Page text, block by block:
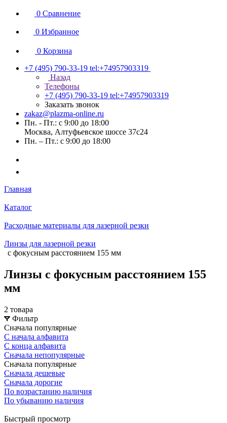
0 Сравнение
0 Избранное
0 Корзина
+7 (495) 790-33-19 tel:+74957903319
Назад
Телефоны
+7 (495) 790-33-19 tel:+74957903319
Заказать звонок
zakaz@plazma-online.ru
Пн. - Пт.: с 9:00 до 18:00
Москва, Алтуфьевское шоссе 37с24
Пн. – Пт.: с 9:00 до 18:00
Главная
Каталог
Расходные материалы для лазерной резки
Линзы для лазерной резки
с фокусным расстоянием 155 мм
Линзы с фокусным расстоянием 155
мм
2 товара
Фильтр
Сначала популярные
С начала алфавита
С конца алфавита
Сначала непопулярные
Сначала популярные
Сначала дешевые
Сначала дорогие
По возрастанию наличия
По убыванию наличия
Быстрый просмотр